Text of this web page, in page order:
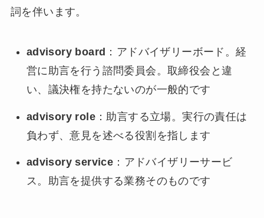
詞を伴います。
advisory board ：アドバイザリーボード。経
営に助言を行う諮問委員会。取締役会と違
い、議決権を持たないのが一般的です
advisory role ：助言する立場。実行の責任は
負わず、意見を述べる役割を指します
advisory service ：アドバイザリーサービ
ス。助言を提供する業務そのものです